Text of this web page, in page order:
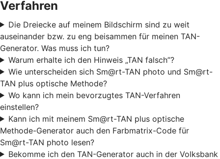
Verfahren
Die Dreiecke auf meinem Bildschirm sind zu weit
auseinander bzw. zu eng beisammen für meinen TAN-
Generator. Was muss ich tun?
Warum erhalte ich den Hinweis „TAN falsch”?
Wie unterscheiden sich Sm@rt-TAN photo und Sm@rt-
TAN plus optische Methode?
Wo kann ich mein bevorzugtes TAN-Verfahren
einstellen?
Kann ich mit meinem Sm@rt-TAN plus optische
Methode-Generator auch den Farbmatrix-Code für
Sm@rt-TAN photo lesen?
Bekomme ich den TAN-Generator auch in der Volksbank